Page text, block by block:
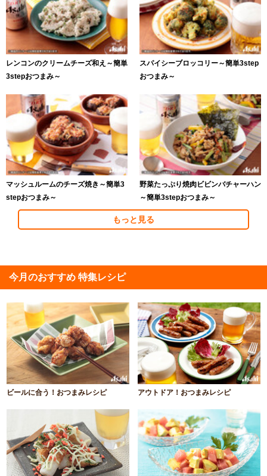
レンコンのクリームチーズ和え～簡単
3stepおつまみ～
スパイシーブロッコリー～簡単3step
おつまみ～
マッシュルームのチーズ焼き～簡単3
stepおつまみ～
野菜たっぷり焼肉ビビンバチャーハン
～簡単3stepおつまみ～
もっと見る
今月のおすすめ 特集レシピ
ビールに合う！おつまみレシピ アウトドア！おつまみレシピ